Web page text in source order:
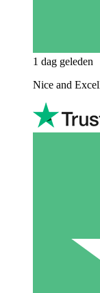
1 dag geleden
Nice and